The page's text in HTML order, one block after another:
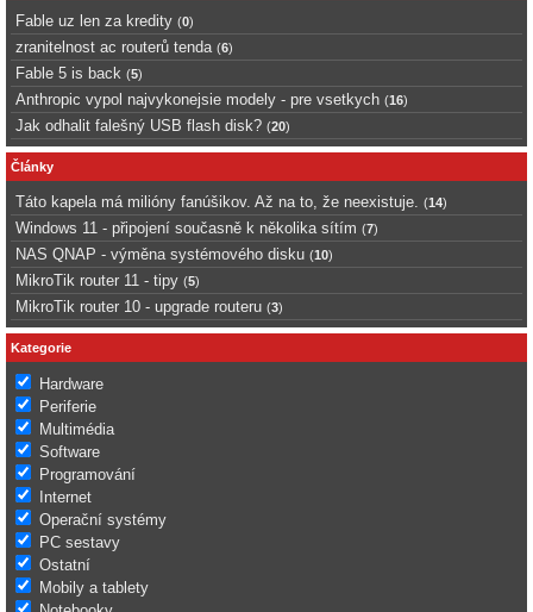
Fable uz len za kredity (0)
zranitelnost ac routerů tenda (6)
Fable 5 is back (5)
Anthropic vypol najvykonejsie modely - pre vsetkych (16)
Jak odhalit falešný USB flash disk? (20)
Články
Táto kapela má milióny fanúšikov. Až na to, že neexistuje. (14)
Windows 11 - připojení současně k několika sítím (7)
NAS QNAP - výměna systémového disku (10)
MikroTik router 11 - tipy (5)
MikroTik router 10 - upgrade routeru (3)
Kategorie
Hardware
Periferie
Multimédia
Software
Programování
Internet
Operační systémy
PC sestavy
Ostatní
Mobily a tablety